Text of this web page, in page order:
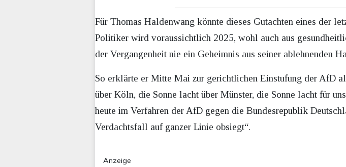
Für Thomas Haldenwang könnte dieses Gutachten eines der
Politiker wird voraussichtlich 2025, wohl auch aus
der Vergangenheit nie ein Geheimnis aus seiner ablehnenden
So erklärte er Mitte Mai zur gerichtlichen Einstufung der AfD
über Köln, die Sonne lacht über Münster, die Sonne lacht für
heute im Verfahren der AfD gegen die Bundesrepublik
Verdachtsfall auf ganzer Linie obsiegt“.
Anzeige